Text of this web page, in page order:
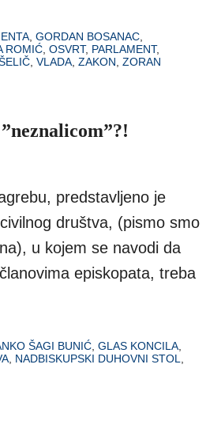
GORDAN BOSANAC
ROMIĆ OSVRT, PARLAMENT,
VLADA ZAKON ZORAN
predstavljeno je
društva, (pismo smo
u kojem se navodi da
episkopata, treba
ŠAGI BUNIĆ GLAS KONCILA
NADBISKUPSKI DUHOVNI STOL